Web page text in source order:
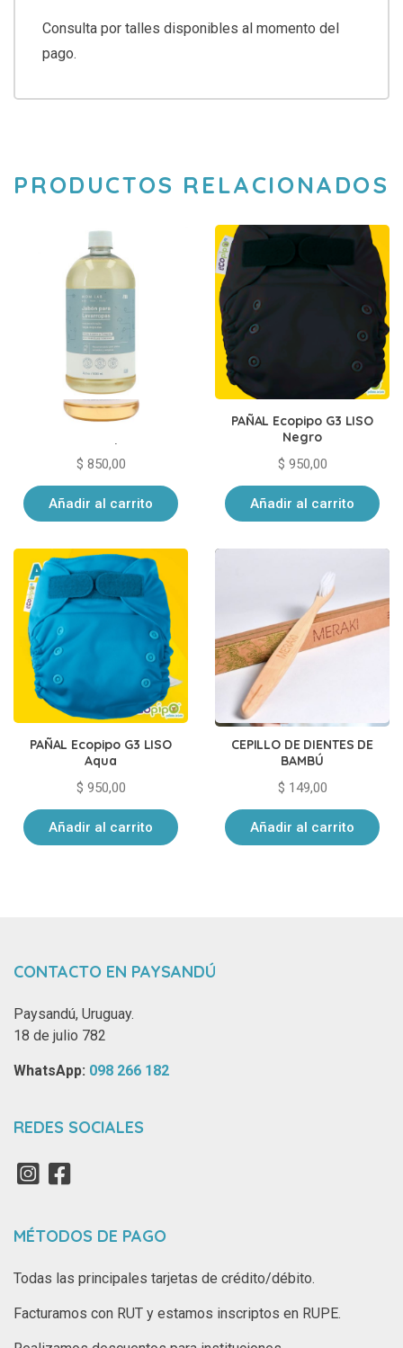
Consulta por talles disponibles al momento del
pago.
PRODUCTOS RELACIONADOS
Jabón Momlab para
$ 850,00
Añadir al carrito
PAÑAL Ecopipo G3 LISO
Negro
$ 950,00
Añadir al carrito
PAÑAL Ecopipo G3 LISO
Aqua
$ 950,00
Añadir al carrito
CEPILLO DE DIENTES DE
BAMBÚ
$ 149,00
Añadir al carrito
CONTACTO EN PAYSANDÚ
Paysandú, Uruguay.
18 de julio 782
WhatsApp: ‪ 098 266 182‬
REDES SOCIALES
MÉTODOS DE PAGO
Todas las principales tarjetas de crédito/débito.
Facturamos con RUT y estamos inscriptos en RUPE.